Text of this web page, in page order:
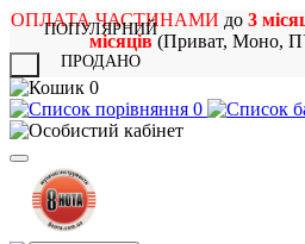
ОПЛАТА ЧАСТИНАМИ до 3
місяців(Приват, Моно,
0
0
ПОПУЛЯРНИЙ
ПРОДАНО